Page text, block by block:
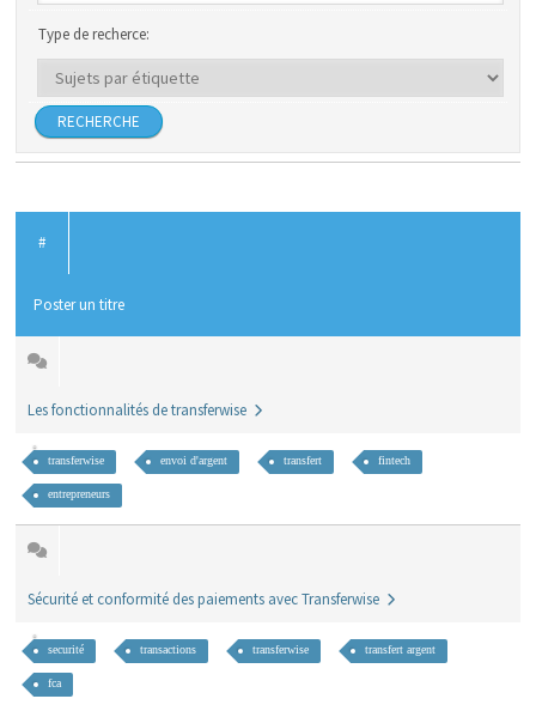
Type de recherce:
#
Poster un titre
Les fonctionnalités de transferwise
transferwise envoi d'argent transfert fintech
entrepreneurs
Sécurité et conformité des paiements avec Transferwise
securité transactions transferwise transfert argent
fca